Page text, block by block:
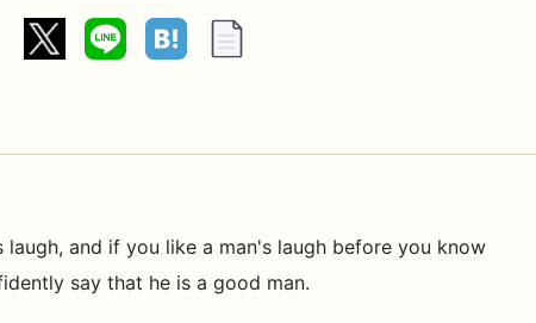
laugh, and if you like a man's laugh before you know
say that he is a good man.